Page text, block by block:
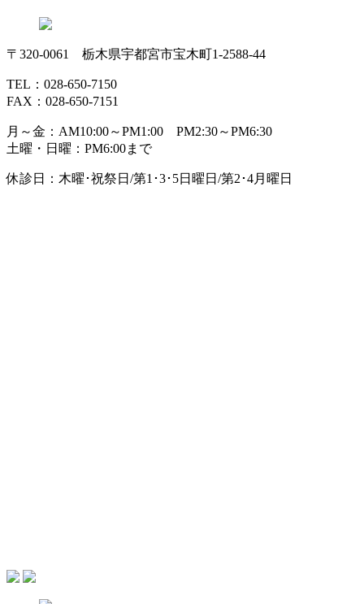
〒320-0061 栃木県宇都宮市宝木町1-2588-44
TEL：028-650-7150
FAX：028-650-7151
月～金：AM10:00～PM1:00 PM2:30～PM6:30
土曜・日曜：PM6:00まで
休診日：木曜･祝祭日/第1･3･5日曜日/第2･4月曜日